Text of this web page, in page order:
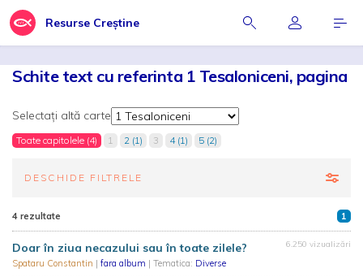
Resurse Creștine
Schite text cu referinta 1 Tesaloniceni, pagina
Selectați altă carte
Toate capitolele (4) 1 2 (1) 3 4 (1) 5 (2)
DESCHIDE FILTRELE
4 rezultate 1
Doar în ziua necazului sau în toate zilele?
Spataru Constantin | fara album | Tematica: Diverse
6.250 vizualizări